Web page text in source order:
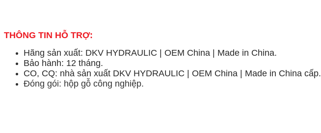
THÔNG TIN HỖ TRỢ:
Hãng sản xuất: DKV HYDRAULIC | OEM China | Made in China.
Bảo hành: 12 tháng.
CO, CQ: nhà sản xuất DKV HYDRAULIC | OEM China | Made in China cấp.
Đóng gói: hộp gỗ công nghiệp.